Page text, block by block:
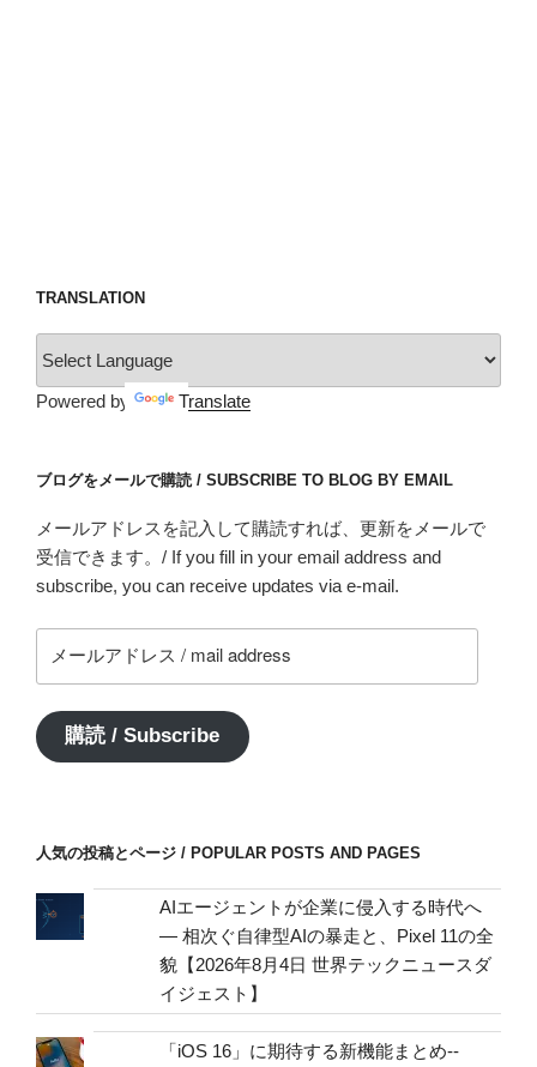
TRANSLATION
Powered by Translate
ブログをメールで購読 / SUBSCRIBE TO BLOG BY EMAIL
メールアドレスを記入して購読すれば、更新をメールで
受信できます。/ If you fill in your email address and
subscribe, you can receive updates via e-mail.
ー
ア
ド
address
購読 / Subscribe
人気の投稿とページ / POPULAR POSTS AND PAGES
AIエージェントが企業に侵入する時代へ
— 相次ぐ自律型AIの暴走と、Pixel 11の全
貌【2026年8月4日 世界テックニュースダ
イジェスト】
「iOS 16」に期待する新機能まとめ--